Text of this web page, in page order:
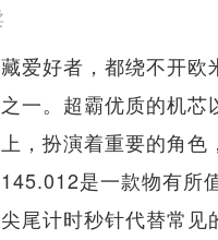
爱好者，都绕不开欧
一。超霸优质的机芯
，扮演着重要的角色
是一款物有所
尾计时秒针代替常见